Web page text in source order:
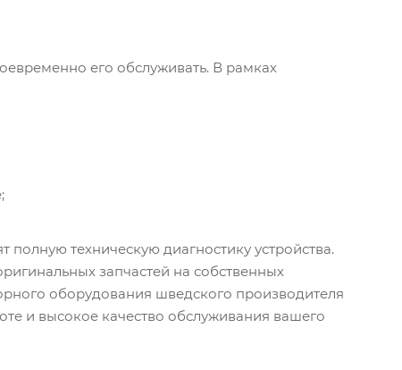
его обслуживать. В рамках
техническую диагностику устройства.
запчастей на собственных
оборудования шведского производителя
и высокое качество обслуживания вашего